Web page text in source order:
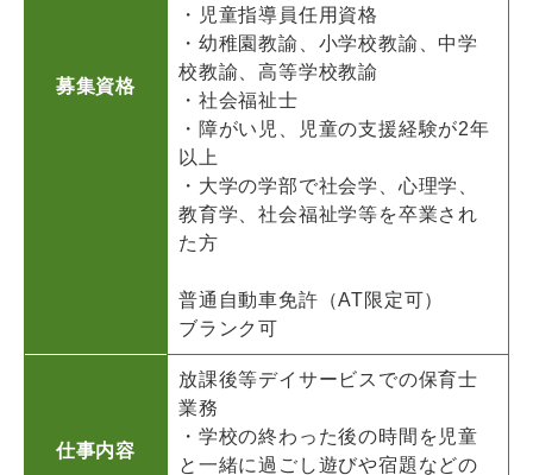
募集資格
・児童指導員任用資格
・幼稚園教諭、小学校教諭、中学
校教諭、高等学校教諭
・社会福祉士
・障がい児、児童の支援経験が2年
以上
・大学の学部で社会学、心理学、
教育学、社会福祉学等を卒業され
た方
普通自動車免許（AT限定可）
ブランク可
仕事内容
放課後等デイサービスでの保育士
業務
・学校の終わった後の時間を児童
と一緒に過ごし遊びや宿題などの